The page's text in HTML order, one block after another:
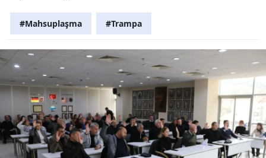
#Mahsuplaşma #Trampa